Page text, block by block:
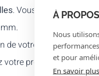
À
Nous
et pour
En savoir plus
. Vous ne savez pas
de votre médaille,
votre propre visuel pour